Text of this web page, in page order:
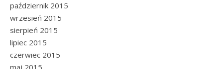
październik 2015
wrzesień 2015
sierpień 2015
lipiec 2015
czerwiec 2015
maj 2015